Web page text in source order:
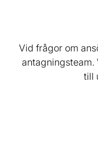
Vid frågor om
till